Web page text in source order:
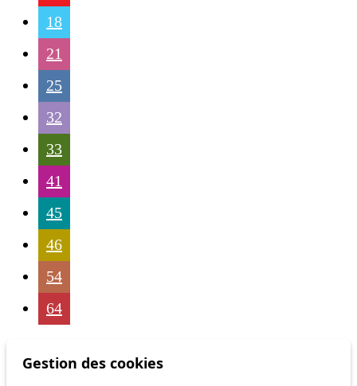
18
21
25
32
33
41
45
46
54
64
Status
Gestion des cookies